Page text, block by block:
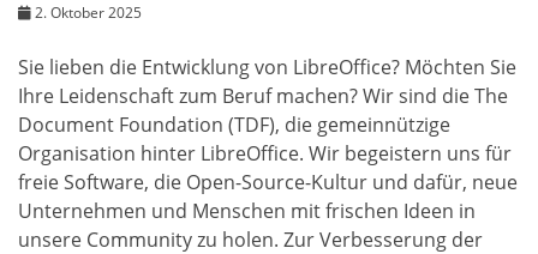
2. Oktober 2025
Sie lieben die Entwicklung von LibreOffice? Möchten Sie
Ihre Leidenschaft zum Beruf machen? Wir sind die The
Document Foundation (TDF), die gemeinnützige
Organisation hinter LibreOffice. Wir begeistern uns für
freie Software, die Open-Source-Kultur und dafür, neue
Unternehmen und Menschen mit frischen Ideen in
unsere Community zu holen. Zur Verbesserung der